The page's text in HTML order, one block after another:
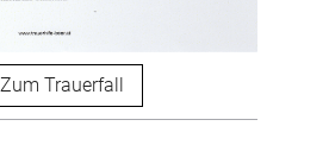
Zum Trauerfall